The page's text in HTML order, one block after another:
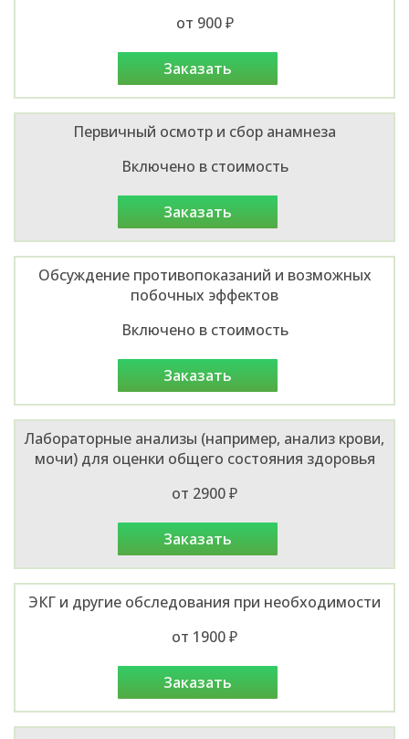
от 900 ₽
заказать
Первичный осмотр и сбор анамнеза
Включено в стоимость
заказать
Обсуждение противопоказаний и возможных
побочных эффектов
Включено в стоимость
заказать
Лабораторные анализы (например, анализ крови,
мочи) для оценки общего состояния здоровья
от 2900 ₽
заказать
ЭКГ и другие обследования при необходимости
от 1900 ₽
заказать